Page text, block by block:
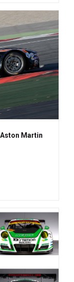
Martin